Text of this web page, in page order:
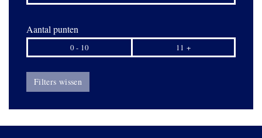
Aantal punten
0 - 10 11 +
Filters wissen